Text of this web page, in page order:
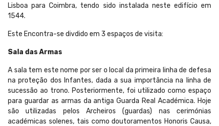
Lisboa para Coimbra, tendo sido instalada neste edifício em
1544.
Este Encontra-se divdido em 3 espaços de visita:
Sala das Armas
A sala tem este nome por ser o local da primeira linha de defesa
na proteção dos Infantes, dada a sua importância na linha de
sucessão ao trono. Posteriormente, foi utilizado como espaço
para guardar as armas da antiga Guarda Real Académica. Hoje
são utilizadas pelos Archeiros (guardas) nas cerimónias
académicas solenes, tais como doutoramentos Honoris Causa,